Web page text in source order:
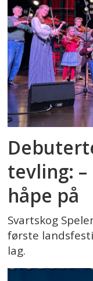
tevling:
håpe på
Svartskog
første
lag.